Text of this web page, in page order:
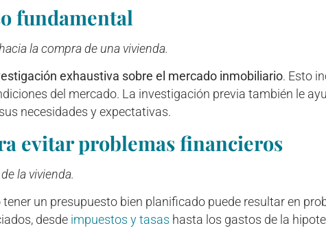
fundamental
la compra de una vivienda.
exhaustiva sobre el mercado inmobiliario. Esto
del mercado. La investigación previa también le
necesidades y expectativas.
evitar problemas financieros
la vivienda.
un presupuesto bien planificado puede resultar en
desde impuestos y tasas hasta los gastos de la